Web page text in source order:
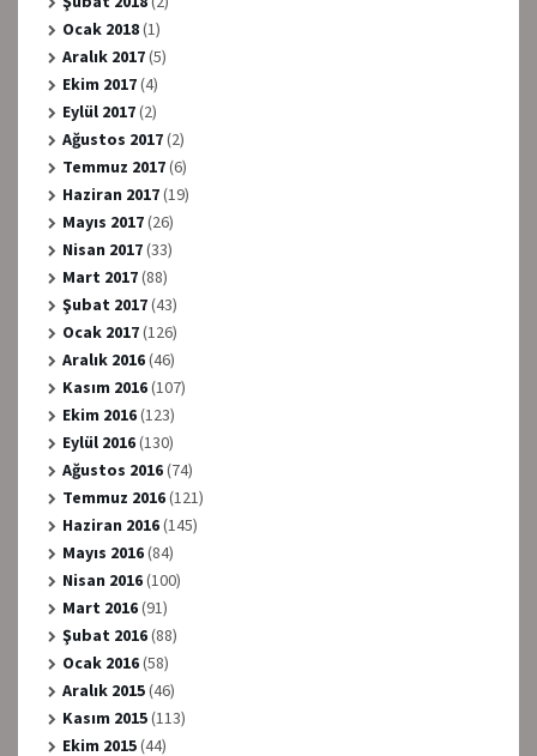
Ocak 2018(1)
Aralık 2017(5)
Ekim 2017(4)
Eylül 2017(2)
Ağustos 2017(2)
Temmuz 2017(6)
Haziran 2017(19)
Mayıs 2017(26)
Nisan 2017(33)
Mart 2017(88)
Şubat 2017(43)
Ocak 2017(126)
Aralık 2016(46)
Kasım 2016(107)
Ekim 2016(123)
Eylül 2016(130)
Ağustos 2016(74)
Temmuz 2016(121)
Haziran 2016(145)
Mayıs 2016(84)
Nisan 2016(100)
Mart 2016(91)
Şubat 2016(88)
Ocak 2016(58)
Aralık 2015(46)
Kasım 2015(113)
Ekim 2015(44)